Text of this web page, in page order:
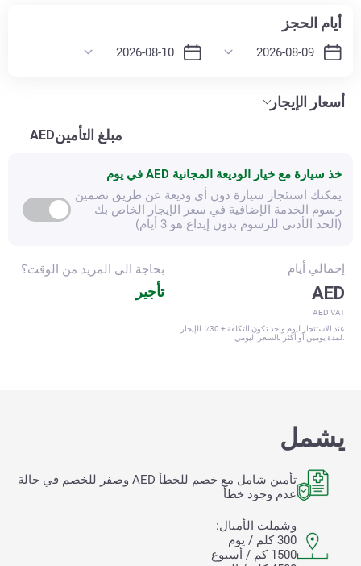
أيام الحجز
أسعار الإيجار
مبلغ التأمينAED
خذ سيارة مع خيار الوديعة المجانية AED في يوم
يمكنك استئجار سيارة دون أي وديعة عن طريق تضمين
رسوم الخدمة الإضافية في سعر الإيجار الخاص بك
(الحد الأدنى للرسوم بدون إيداع هو 3 أيام)
إجمالي أيام
AED
AED VAT
عند الاستئجار ليوم واحد تكون التكلفة + 30٪. الإيجار
بحاجة الى المزيد من الوقت؟
تأجير
يشمل
تأمين شامل مع خصم للخطأ
AED وصفر للخصم في حالة
عدم وجود خطأ
وشملت الأميال:
300 كلم / يوم
1500 كم / أسبوع